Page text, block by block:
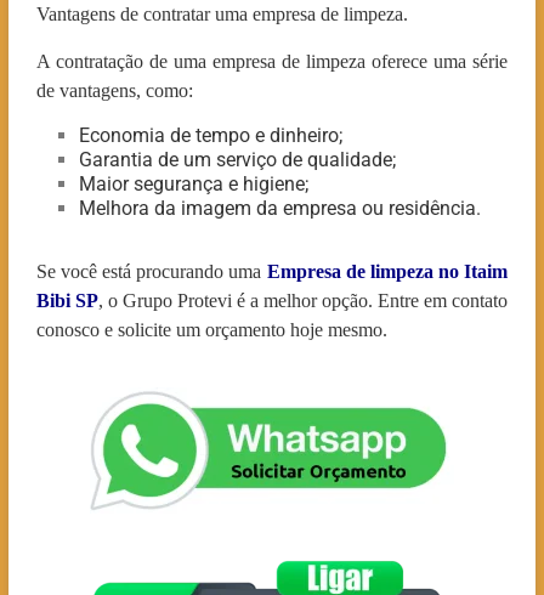
Vantagens de contratar uma empresa de limpeza.
A contratação de uma empresa de limpeza oferece uma série
de vantagens, como:
Economia de tempo e dinheiro;
Garantia de um serviço de qualidade;
Maior segurança e higiene;
Melhora da imagem da empresa ou residência.
Se você está procurando uma Empresa de limpeza no Itaim
BibiSP, o Grupo Protevi é a melhor opção. Entre em contato
conosco e solicite um orçamento hoje mesmo.